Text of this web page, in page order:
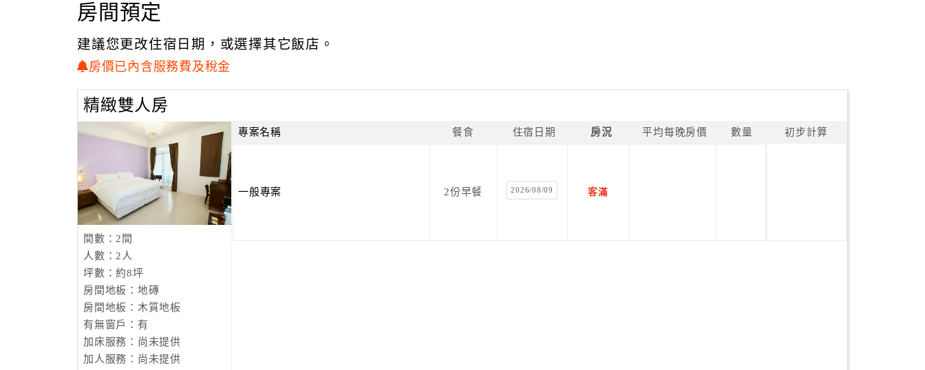
房間預定
建議您更改住宿日期，或選擇其它飯店。
房價已內含服務費及稅金
精緻雙人房
間數：2間
人數：2人
坪數：約8坪
房間地板：地磚
房間地板：木質地板
有無窗戶：有
加床服務：尚未提供
加人服務：尚未提供
專案名稱 餐食 住宿日期 房況 平均每晚房價 數量 初步計算
一般專案 2份早餐 2026/08/09 客滿